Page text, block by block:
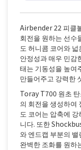
Airbender 22 피클
회전을 원하는 선수
도 허니콤 코어와
안정성과 매우 민감
태는 기동성을 높여
만들어주고 강력한
Toray T700 원초
의 회전을 생성하여
도 코어는 압축에
니다. 또한
와 엔드캡 부분의
완벽한 조화를 원하